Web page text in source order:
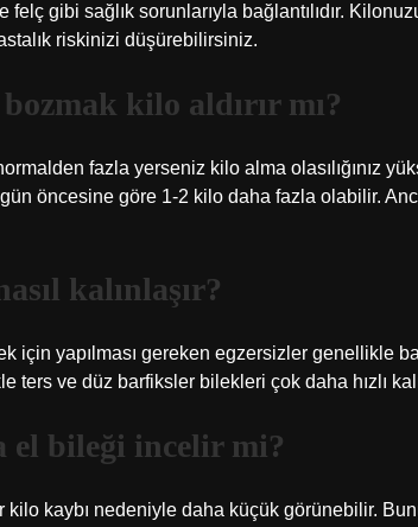
felç gibi sağlık sorunlarıyla bağlantılıdır.
riskinizi düşürebilirsiniz.
kilo aldırır mı?
fazla yerseniz kilo alma olasılığınız
öncesine göre 1-2 kilo daha fazla olabilir.
kalınlaşır?
için yapılması gereken egzersizler genellikle
ters ve düz barfiksler bilekleri çok daha hızlı
el bileği incelir mi?
kilo kaybı nedeniyle daha küçük görünebilir.